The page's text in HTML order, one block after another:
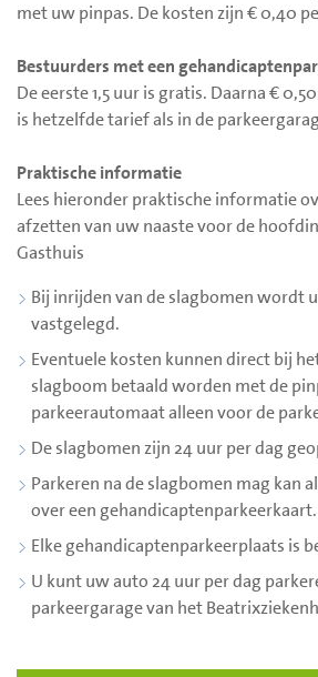
met uw pinpas. De kosten zijn € 0,40
Bestuurders met een
De eerste 1,5 uur is gratis. Daarna €
is hetzelfde tarief als in de
Praktische informatie
Lees hieronder praktische informatie
afzetten van uw naaste voor de
Gasthuis
Bij inrijden van de slagbomen wordt
vastgelegd.
Eventuele kosten kunnen direct bij
slagboom betaald worden met de
parkeerautomaat alleen voor de
De slagbomen zijn 24 uur per dag
Parkeren na de slagbomen mag kan
over een gehandicaptenparkeerkaart.
Elke gehandicaptenparkeerplaats is
U kunt uw auto 24 uur per dag
parkeergarage van het